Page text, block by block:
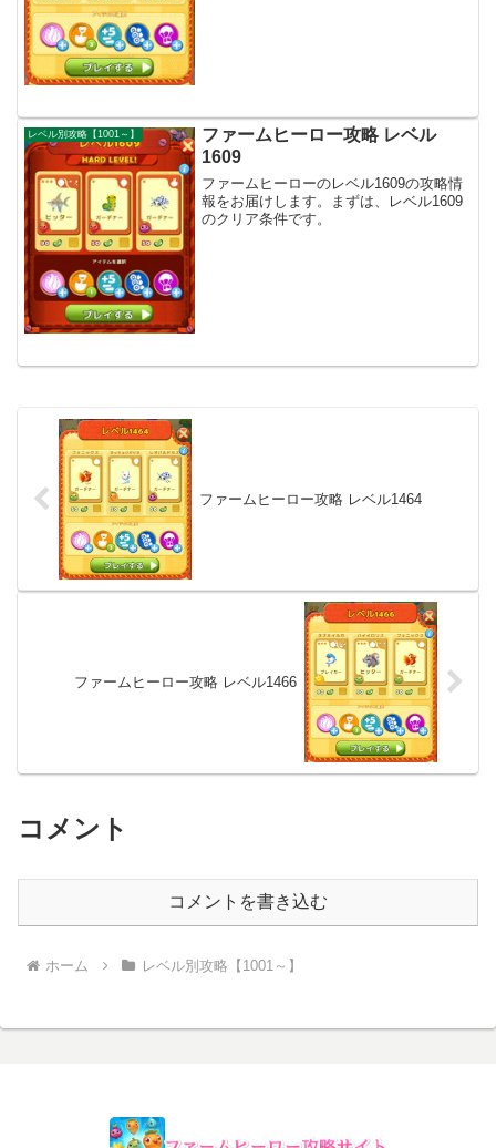
レベル別攻略【1001～】
ファームヒーロー攻略 レベル
1609
ファームヒーローのレベル1609の攻略情
報をお届けします。まずは、レベル1609
のクリア条件です。
ファームヒーロー攻略 レベル1464
ファームヒーロー攻略 レベル1466
コメント
コメントを書き込む
ホーム レベル別攻略【1001～】